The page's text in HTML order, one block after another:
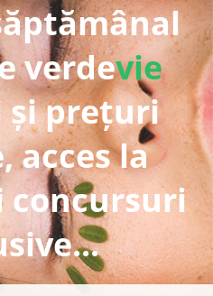
verdevie
și prețuri
acces la
concursuri